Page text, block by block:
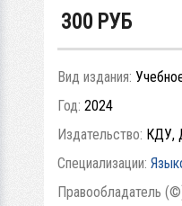
300 РУБ
Вид издания:
Год: 2024
Издательство: КДУ,
Специализации:
Правообладатель